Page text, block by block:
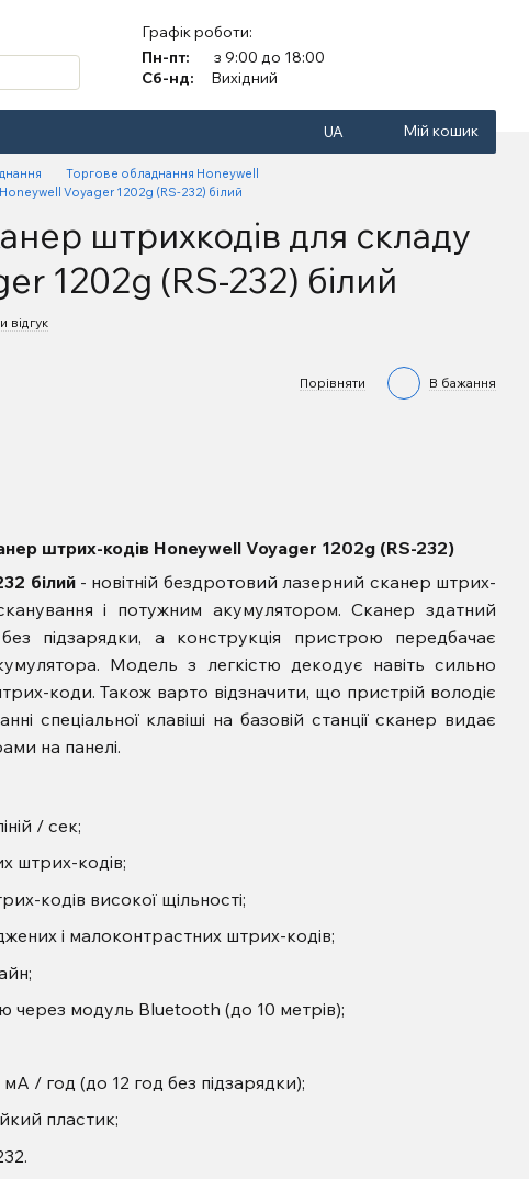
Графік роботи:
Пн-пт:
з 9:00 до 18:00
Сб-нд:
Вихідний
UA Мій кошик
Торгове обладнання Honeywell
Voyager 1202g (RS-232) білий
штрихкодів для складу
1202g (RS-232) білий
відгук
Порівняти В бажання
штрих-кодів Honeywell Voyager 1202g (RS-232)
білий- новітній бездротовий лазерний сканер штрих-
і потужним акумулятором. Сканер здатний
підзарядки, а конструкція пристрою передбачає
Модель з легкістю декодує навіть сильно
коди. Також варто відзначити, що пристрій володіє
спеціальної клавіші на базовій станції сканер видає
на панелі.
/ сек;
штрих-кодів;
кодів високої щільності;
і малоконтрастних штрих-кодів;
через модуль Bluetooth (до 10 метрів);
/ год (до 12 год без підзарядки);
пластик;